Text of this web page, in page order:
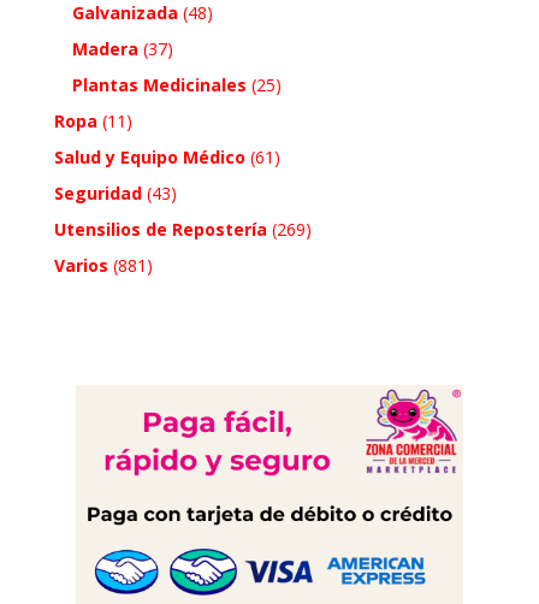
Galvanizada (48)
Madera (37)
Plantas Medicinales (25)
Ropa (11)
Salud y Equipo Médico (61)
Seguridad (43)
Utensilios de Repostería (269)
Varios (881)